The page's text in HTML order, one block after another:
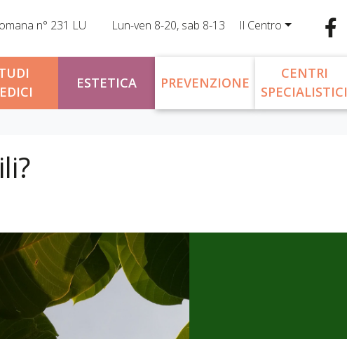
n° 231 LU Lun-ven 8-20, sab 8-13 Il Centro
ESTETICA PREVENZIONE
CENTRI
SPECIALISTICI